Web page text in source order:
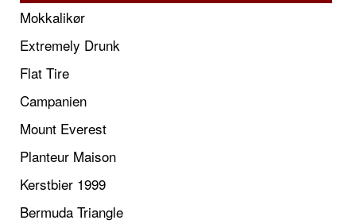
Mokkalikør
Extremely Drunk
Flat Tire
Campanien
Mount Everest
Planteur Maison
Kerstbier 1999
Bermuda Triangle